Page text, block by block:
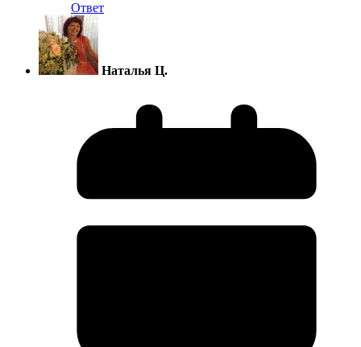
Ответ
Наталья Ц.